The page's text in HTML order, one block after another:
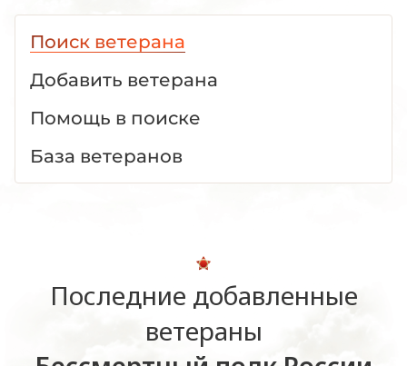
Поиск ветерана
Добавить ветерана
Помощь в поиске
База ветеранов
Последние добавленные
ветераны